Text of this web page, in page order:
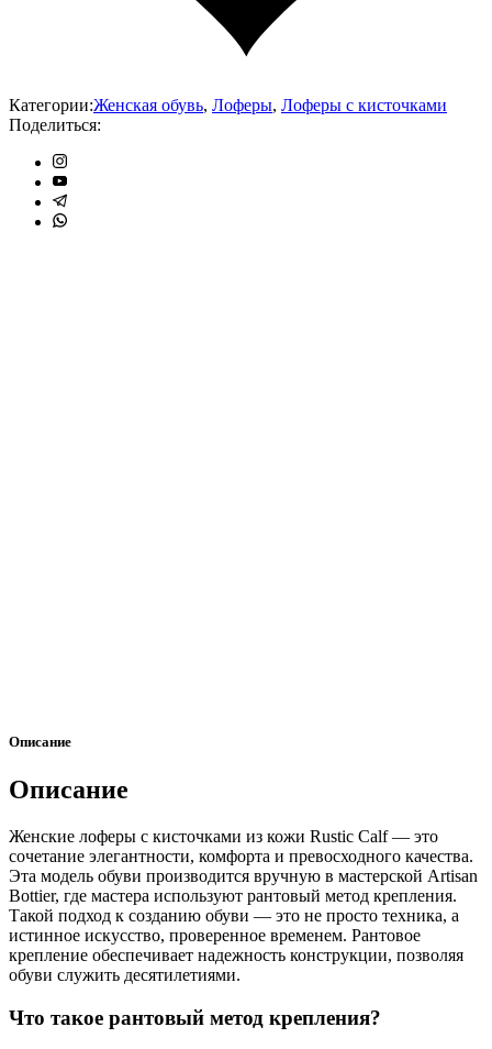
Категории:Женская обувь, Лоферы, Лоферы с кисточками
Поделиться:
Описание
Описание
Женские лоферы с кисточками из кожи Rustic Calf — это
сочетание элегантности, комфорта и превосходного качества.
Эта модель обуви производится вручную в мастерской Artisan
Bottier, где мастера используют рантовый метод крепления.
Такой подход к созданию обуви — это не просто техника, а
истинное искусство, проверенное временем. Рантовое
крепление обеспечивает надежность конструкции, позволяя
обуви служить десятилетиями.
Что такое рантовый метод крепления?